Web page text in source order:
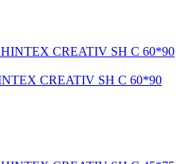
CREATIV SH С 60*90